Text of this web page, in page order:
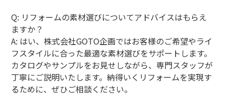
Q: リフォームの素材選びについてアドバイスはもらえ
ますか？
A: はい、株式会社GOTO企画ではお客様のご希望やライ
フスタイルに合った最適な素材選びをサポートします。
カタログやサンプルをお見せしながら、専門スタッフが
丁寧にご説明いたします。納得いくリフォームを実現す
るために、ぜひご相談ください。